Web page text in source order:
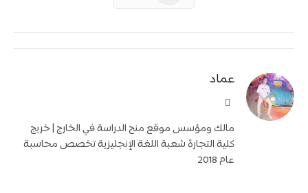
عماد
مالك ومؤسس موقع منح الدراسة في الخارج | خريج
كلية التجارة شعبة اللغة الإنجليزية تخصص محاسبة
عام 2018